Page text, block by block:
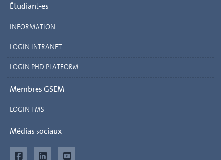
Étudiant-es
INFORMATION
LOGIN INTRANET
LOGIN PHD PLATFORM
Membres GSEM
LOGIN FMS
Médias sociaux